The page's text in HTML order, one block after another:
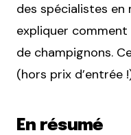
des spécialistes
expliquer
de champignons.
(hors prix d’entrée
En résumé